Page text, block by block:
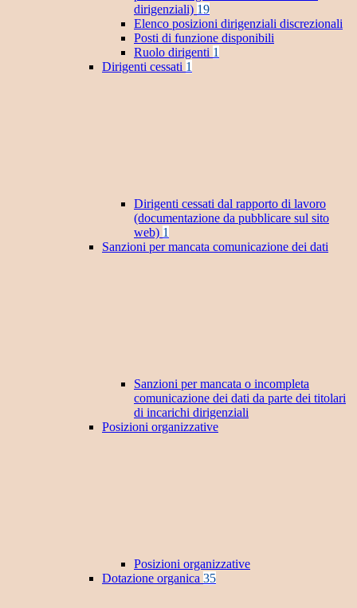
dirigenziali) 19
Elenco posizioni dirigenziali discrezionali
Posti di funzione disponibili
Ruolo dirigenti 1
Dirigenti cessati 1
Dirigenti cessati dal rapporto di lavoro
(documentazione da pubblicare sul sito
web) 1
Sanzioni per mancata comunicazione dei dati
Sanzioni per mancata o incompleta
comunicazione dei dati da parte dei titolari
di incarichi dirigenziali
Posizioni organizzative
Posizioni organizzative
Dotazione organica 35